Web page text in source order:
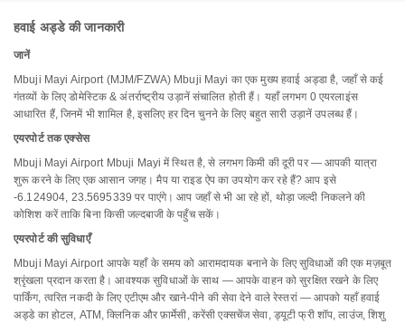
हवाई अड्डे की जानकारी
जानें
Mbuji Mayi Airport (MJM/FZWA) Mbuji Mayi का एक मुख्य हवाई अड्डा है, जहाँ से कई
गंतव्यों के लिए डोमेस्टिक & अंतर्राष्ट्रीय उड़ानें संचालित होती हैं। यहाँ लगभग 0 एयरलाइंस
आधारित हैं, जिनमें भी शामिल है, इसलिए हर दिन चुनने के लिए बहुत सारी उड़ानें उपलब्ध हैं।
एयरपोर्ट तक एक्सेस
Mbuji Mayi Airport Mbuji Mayi में स्थित है, से लगभग किमी की दूरी पर — आपकी यात्रा
शुरू करने के लिए एक आसान जगह। मैप या राइड ऐप का उपयोग कर रहे हैं? आप इसे
-6.124904, 23.5695339 पर पाएंगे। आप जहाँ से भी आ रहे हों, थोड़ा जल्दी निकलने की
कोशिश करें ताकि बिना किसी जल्दबाजी के पहुँच सकें।
एयरपोर्ट की सुविधाएँ
Mbuji Mayi Airport आपके यहाँ के समय को आरामदायक बनाने के लिए सुविधाओं की एक मज़बूत
श्रृंखला प्रदान करता है। आवश्यक सुविधाओं के साथ — आपके वाहन को सुरक्षित रखने के लिए
पार्किंग, त्वरित नकदी के लिए एटीएम और खाने-पीने की सेवा देने वाले रेस्तरां — आपको यहाँ हवाई
अड्डे का होटल, ATM, क्लिनिक और फ़ार्मेसी, करेंसी एक्सचेंज सेवा, ड्यूटी फ्री शॉप, लाउंज, शिशु